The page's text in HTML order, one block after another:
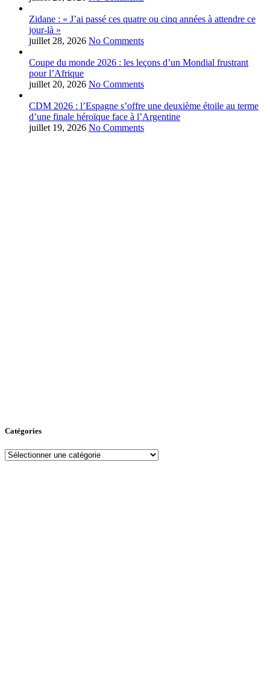
Zidane : « J’ai passé ces quatre ou cinq années à attendre ce
jour-là »
juillet 28, 2026 No Comments
Coupe du monde 2026 : les leçons d’un Mondial frustrant
pour l’Afrique
juillet 20, 2026 No Comments
CDM 2026 : l’Espagne s’offre une deuxième étoile au terme
d’une finale héroïque face à l’Argentine
juillet 19, 2026 No Comments
Catégories